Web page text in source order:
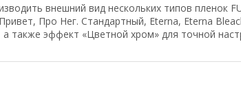
внешний вид нескольких типов пленок
Про Нег. Стандартный, Eterna, Eterna
также эффект «Цветной хром» для точной